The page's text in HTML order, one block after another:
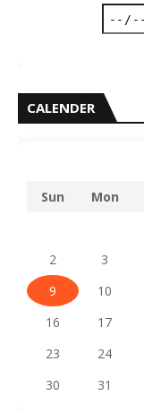
CALENDER
Sun Mon
2
3
9
10
16
17
23
24
30
31